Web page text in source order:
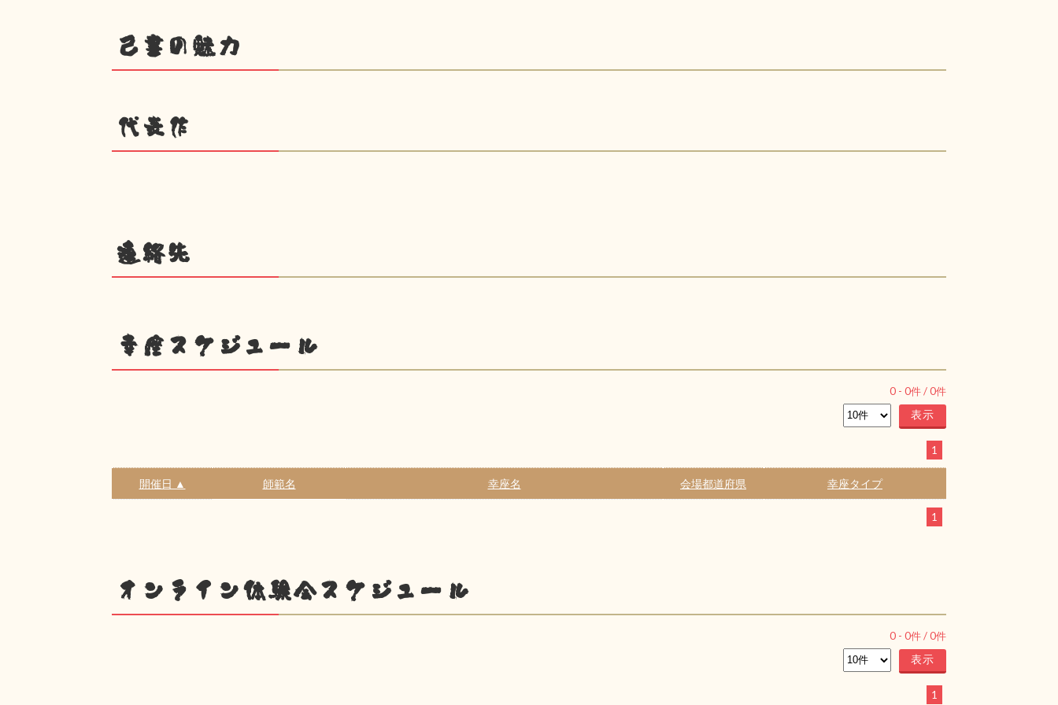
己書の魅力
代表作
連絡先
幸座スケジュール
0 - 0件 /0件
1
開催日 ▲ 師範名 幸座名 会場都道府県 幸座タイプ
1
オンライン体験会スケジュール
0 - 0件 /0件
1